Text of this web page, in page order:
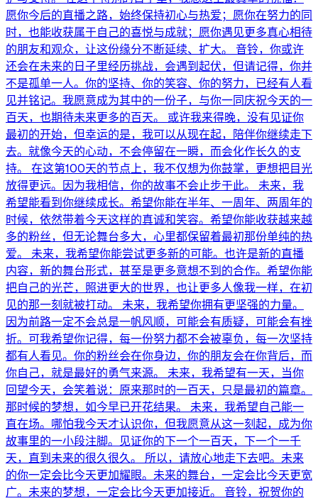
愿你今后的直播之路，始终保持初心与热爱；愿你在努力的同
时，也能收获属于自己的喜悦与成就；愿你遇见更多真心相待
的朋友和观众，让这份缘分不断延续、扩大。 音铃，你或许
还会在未来的日子里经历挑战，会遇到起伏，但请记得，你并
不是孤单一人。你的坚持、你的笑容、你的努力，已经有人看
见并铭记。我愿意成为其中的一份子，与你一同庆祝今天的一
百天，也期待未来更多的百天。 或许我来得晚，没有见证你
最初的开始，但幸运的是，我可以从现在起，陪伴你继续走下
去。就像今天的心动，不会停留在一瞬，而会化作长久的支
持。 在这第100天的节点上，我不仅想为你鼓掌，更想把目光
放得更远。因为我相信，你的故事不会止步于此。 未来，我
希望能看到你继续成长。希望你能在半年、一周年、两周年的
时候，依然带着今天这样的真诚和笑容。希望你能收获越来越
多的粉丝，但无论舞台多大，心里都保留着最初那份单纯的热
爱。 未来，我希望你能尝试更多新的可能。也许是新的直播
内容，新的舞台形式，甚至是更多意想不到的合作。希望你能
把自己的光芒，照进更大的世界，也让更多人像我一样，在初
见的那一刻就被打动。 未来，我希望你拥有更坚强的力量。
因为前路一定不会总是一帆风顺，可能会有质疑，可能会有挫
折。可我希望你记得，每一份努力都不会被辜负，每一次坚持
都有人看见。你的粉丝会在你身边，你的朋友会在你背后，而
你自己，就是最好的勇气来源。 未来，我希望有一天，当你
回望今天，会笑着说：原来那时的一百天，只是最初的篇章。
那时候的梦想，如今早已开花结果。 未来，我希望自己能一
直在场。哪怕我今天才认识你，但我愿意从这一刻起，成为你
故事里的一小段注脚。见证你的下一个一百天，下一个一千
天，直到未来的很久很久。 所以，请放心地走下去吧。未来
的你一定会比今天更加耀眼。未来的舞台，一定会比今天更宽
广。未来的梦想，一定会比今天更加接近。 音铃，祝贺你的